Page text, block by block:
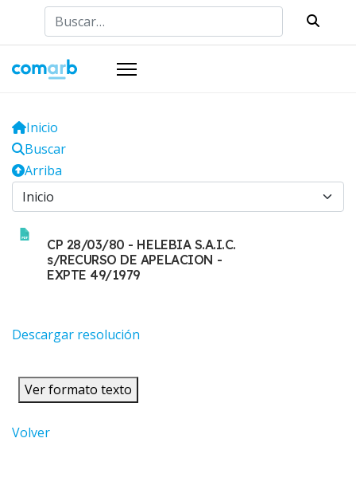
Buscar
Inicio
Buscar
Arriba
CP 28/03/80 - HELEBIA S.A.I.C.
s/RECURSO DE APELACION -
EXPTE 49/1979
Descargar resolución
Ver formato texto
Volver